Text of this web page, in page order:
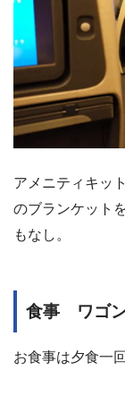
アメニティキッ
のブランケット
もなし。
食事 ワゴ
お食事は夕食一回